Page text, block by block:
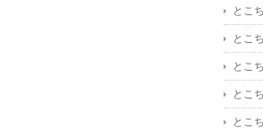
とこ
とこ
とこ
とこ
とこ